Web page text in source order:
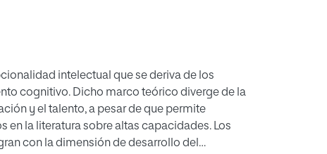
intelectual que se deriva de los
cognitivo. Dicho marco teórico diverge de la
y el talento, a pesar de que permite
la literatura sobre altas capacidades. Los
con la dimensión de desarrollo del